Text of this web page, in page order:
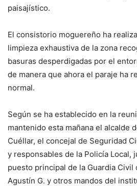
paisajístico.
El consistorio moguereño ha
limpieza exhaustiva de la zona
basuras desperdigadas por el
de manera que ahora el paraje ha
normal.
Según se ha establecido en la
mantenido esta mañana el alcalde
Cuéllar, el concejal de Seguridad
y responsables de la Policía Local,
puesto principal de la Guardia Civil
Agustín G. y otros mandos del